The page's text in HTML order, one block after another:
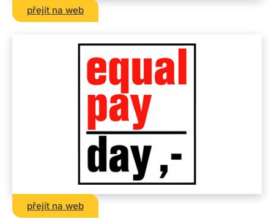
přejít na web
přejít na web